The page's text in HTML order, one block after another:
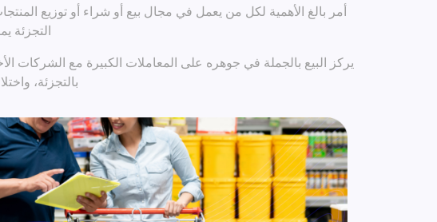
أمر بالغ الأهمية لكل من يعمل في مجال بيع أو شراء أو توزيع
التجزئة
يركز البيع بالجملة في جوهره على المعاملات الكبيرة مع الشركات
بالتجزئة،